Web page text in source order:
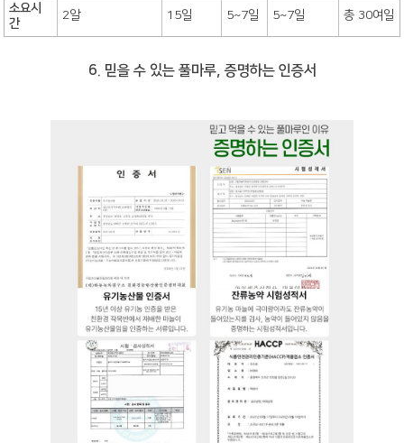
소요시
간
2알 15일 5~7일 5~7일 총 30여일
6. 믿을 수 있는 풀마루, 증명하는 인증서